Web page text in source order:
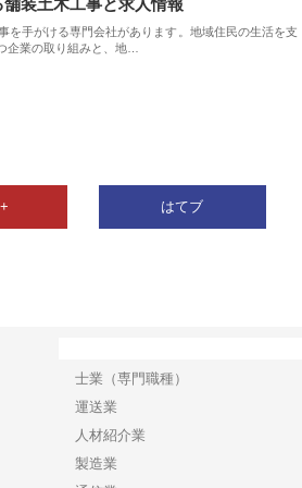
装土木工事と求人情報
を手がける専門会社があります。地域住民の生活を支
企業の取り組みと、地…
はてブ
士業（専門職種）
運送業
人材紹介業
製造業